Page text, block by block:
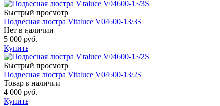
Быстрый просмотр
Подвесная люстра Vitaluce V04600-13/3S
Нет в наличии
5 000 руб.
Купить
Быстрый просмотр
Подвесная люстра Vitaluce V04600-13/2S
Товар в наличии
4 000 руб.
Купить